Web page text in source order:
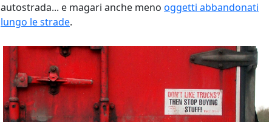
autostrada... e magari anche meno oggetti abbandonati
lungo le strade.